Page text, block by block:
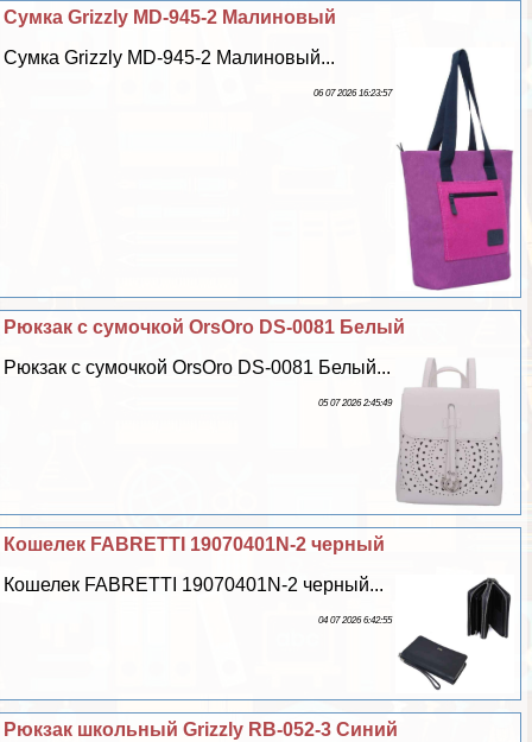
Сумка Grizzly MD-945-2 Малиновый
Сумка Grizzly MD-945-2 Малиновый...
06 07 2026 16:23:57
Рюкзак с сумочкой OrsOro DS-0081 Белый
Рюкзак с сумочкой OrsOro DS-0081 Белый...
05 07 2026 2:45:49
Кошелек FABRETTI 19070401N-2 черный
Кошелек FABRETTI 19070401N-2 черный...
04 07 2026 6:42:55
Рюкзак школьный Grizzly RB-052-3 Синий